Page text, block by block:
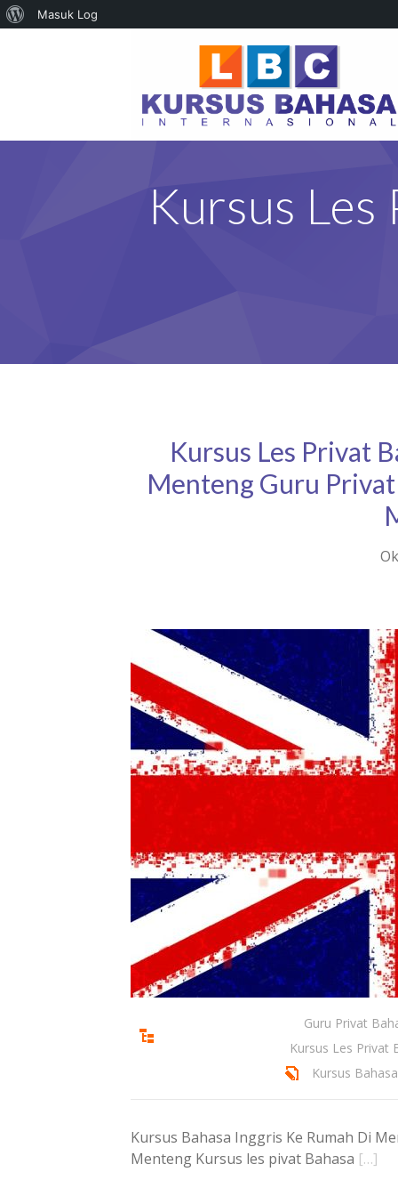
Kursus Les
Kursus Les Privat
Menteng Guru
Guru Privat
Kursus Les Privat
Kursus
Kursus Bahasa Inggris Ke Rumah Di
Menteng Kursus les pivat Bahasa […]
Tentang
Masuk Log